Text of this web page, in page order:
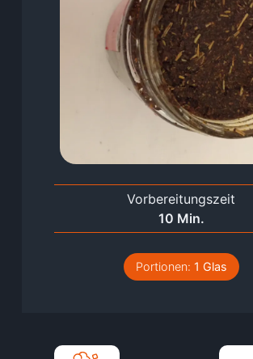
Vorbereitungszeit
10Minuten
Min.
Portionen: 1 Glas